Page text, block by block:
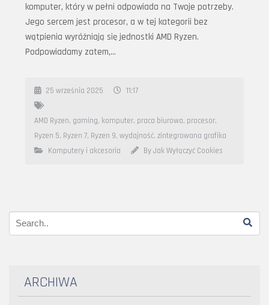
komputer, który w pełni odpowiada na Twoje potrzeby.
Jego sercem jest procesor, a w tej kategorii bez
wątpienia wyróżniają się jednostki AMD Ryzen.
Podpowiadamy zatem,…
25 września 2025 11:17
AMD Ryzen, gaming, komputer, praca biurowa, procesor,
Ryzen 5, Ryzen 7, Ryzen 9, wydajność, zintegrowana grafika
Komputery i akcesoria
By Jak Wyłączyć Cookies
ARCHIWA